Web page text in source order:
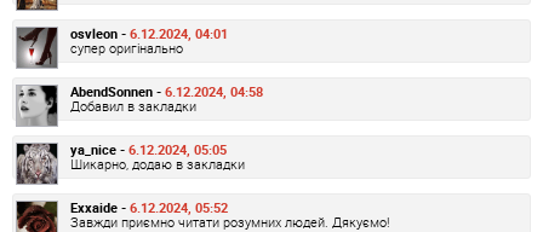
osvleon - 6.12.2024, 04:01
супер оригінально
AbendSonnen - 6.12.2024, 04:58
Добавил в закладки
ya_nice - 6.12.2024, 05:05
Шикарно, додаю в закладки
Exxaide - 6.12.2024, 05:52
Завжди приємно читати розумних людей. Дякуємо!